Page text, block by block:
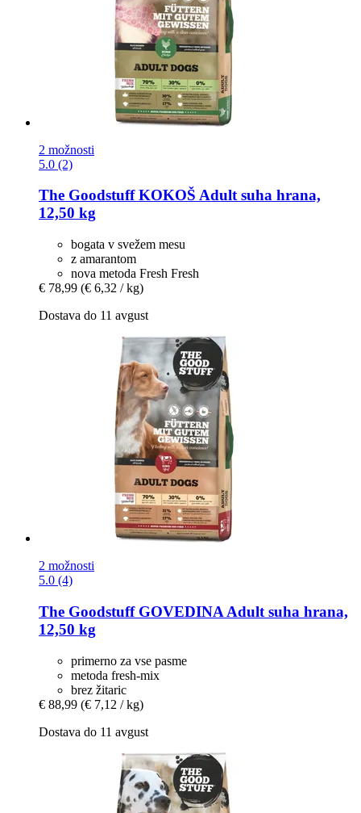
2 možnosti
5.0 (2)
The GoodstuffKOKOŠ Adult suha hrana,
12,50 kg
bogata v svežem mesu
z amarantom
nova metoda Fresh Fresh
€ 78,99 (€ 6,32 / kg)
Dostava do 11 avgust
2 možnosti
5.0 (4)
The GoodstuffGOVEDINA Adult suha hrana,
12,50 kg
primerno za vse pasme
metoda fresh-mix
brez žitaric
€ 88,99 (€ 7,12 / kg)
Dostava do 11 avgust